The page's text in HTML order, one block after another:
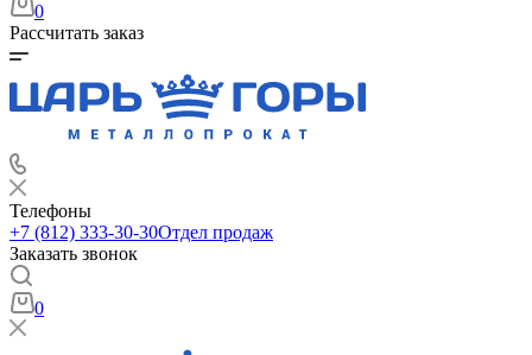
0
Рассчитать заказ
Телефоны
+7 (812) 333-30-30Отдел продаж
Заказать звонок
0